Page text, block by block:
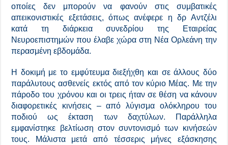
οποίες δεν μπορούν να φανούν στις συμβατικές
απεικονιστικές εξετάσεις, όπως ανέφερε η δρ Αντζέλι
κατά τη διάρκεια συνεδρίου της Εταιρείας
Νευροεπιστημών που έλαβε χώρα στη Νέα Ορλεάνη την
περασμένη εβδομάδα.
Η δοκιμή με το εμφύτευμα διεξήχθη και σε άλλους δύο
παράλυτους ασθενείς εκτός από τον κύριο Μέας. Με την
πάροδο του χρόνου και οι τρεις ήταν σε θέση να κάνουν
διαφορετικές κινήσεις – από λύγισμα ολόκληρου του
ποδιού ως έκταση των δαχτύλων. Παράλληλα
εμφανίστηκε βελτίωση στον συντονισμό των κινήσεών
τους. Μάλιστα μετά από τέσσερις μήνες εξάσκησης